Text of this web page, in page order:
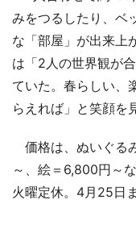
みをつるしたり、ベ
な「部屋」が出来上
は「2人の世界観が
ていた。春らしい、
らえれば」と笑顔を
価格は、ぬいぐる
～、絵＝6,800円～
火曜定休。4月25日ま